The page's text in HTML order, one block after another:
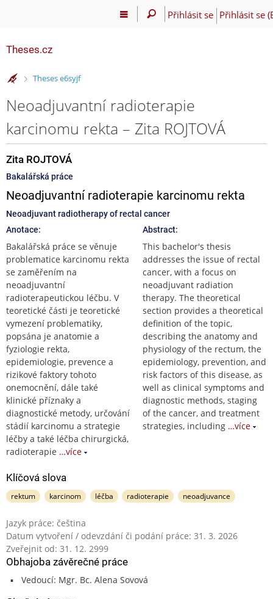
Přihlásit se Přihlásit se
Theses.cz
>
Theses e6syjf
Neoadjuvantní radioterapie
karcinomu rekta – Zita ROJTOVÁ
Zita ROJTOVÁ
Bakalářská práce
Neoadjuvantní radioterapie karcinomu rekta
Neoadjuvant radiotherapy of rectal cancer
Anotace:
Bakalářská práce se věnuje
problematice karcinomu rekta
se zaměřením na
neoadjuvantní
radioterapeutickou léčbu. V
teoretické části je teoretické
vymezení problematiky,
popsána je anatomie a
fyziologie rekta,
epidemiologie, prevence a
rizikové faktory tohoto
onemocnění, dále také
klinické příznaky a
diagnostické metody, určování
stádií karcinomu a strategie
léčby a také léčba chirurgická,
radioterapie …více
Abstract:
This bachelor's thesis
addresses the issue of rectal
cancer, with a focus on
neoadjuvant radiation
therapy. The theoretical
section provides a theoretical
definition of the topic,
describing the anatomy and
physiology of the rectum, the
epidemiology, prevention, and
risk factors of this disease, as
well as clinical symptoms and
diagnostic methods, staging
of the cancer, and treatment
strategies, including …více
Klíčová slova
rektum karcinom léčba radioterapie neoadjuvance
Jazyk práce: čeština
Datum vytvoření / odevzdání či podání práce: 31. 3. 2026
Zveřejnit od: 31. 12. 2999
Obhajoba závěrečné práce
Vedoucí: Mgr. Bc. Alena Sovová